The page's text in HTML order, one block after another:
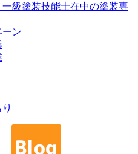
級塗装技能士在中の塗装専
ーン